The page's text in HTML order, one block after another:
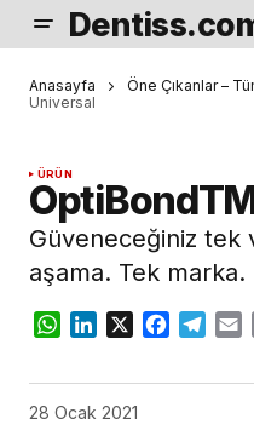
Anasayfa Öne Çıkanlar –
Universal
ÜRÜN
Güveneceğiniz tek
aşama. Tek
WhatsApp
LinkedIn
X
28 Ocak 2021